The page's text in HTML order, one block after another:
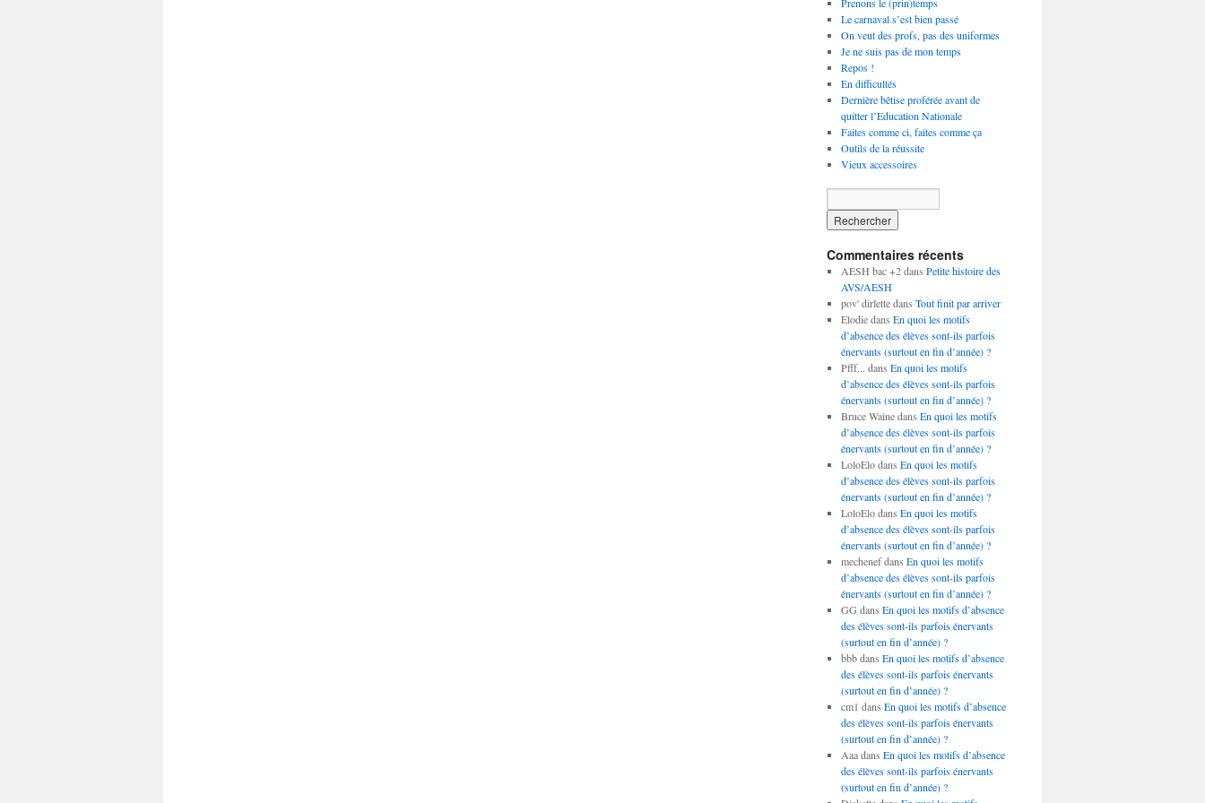
Le carnaval s’est bien passé
On veut des profs, pas des uniformes
Je ne suis pas de mon temps
Repos !
En difficultés
Dernière bêtise proférée avant de
quitter l’Education Nationale
Faites comme ci, faites comme ça
Outils de la réussite
Vieux accessoires
Commentaires récents
AESH bac +2dans Petite histoire des
AVS/AESH
pov' dirlettedans Tout finit par arriver
Elodiedans En quoi les motifs
d’absence des élèves sont-ils parfois
énervants (surtout en fin d’année) ?
Pfff... dans En quoi les motifs
d’absence des élèves sont-ils parfois
énervants (surtout en fin d’année) ?
Bruce Wainedans En quoi les motifs
d’absence des élèves sont-ils parfois
énervants (surtout en fin d’année) ?
LoloElodans En quoi les motifs
d’absence des élèves sont-ils parfois
énervants (surtout en fin d’année) ?
LoloElodans En quoi les motifs
d’absence des élèves sont-ils parfois
énervants (surtout en fin d’année) ?
mechenefdans En quoi les motifs
d’absence des élèves sont-ils parfois
énervants (surtout en fin d’année) ?
GG dans En quoi les motifs d’absence
des élèves sont-ils parfois énervants
(surtout en fin d’année) ?
bbbdans En quoi les motifs d’absence
des élèves sont-ils parfois énervants
(surtout en fin d’année) ?
cm1 dans En quoi les motifs d’absence
des élèves sont-ils parfois énervants
(surtout en fin d’année) ?
Aaadans En quoi les motifs d’absence
des élèves sont-ils parfois énervants
(surtout en fin d’année) ?